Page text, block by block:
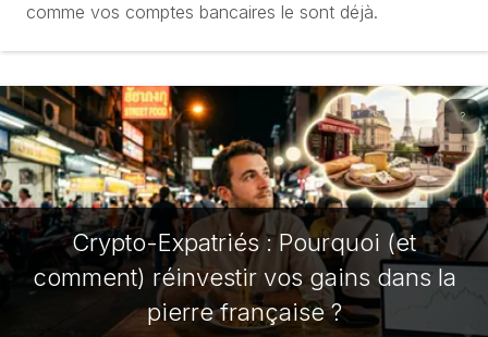
comme vos comptes bancaires le sont déjà.
?
Crypto-Expatriés : Pourquoi (et
comment) réinvestir vos gains dans la
pierre française ?